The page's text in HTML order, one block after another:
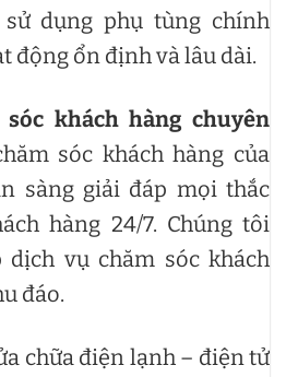
dụng phụ tùng chính
động ổn định và lâu dài.
khách hàng chuyên
sóc khách hàng của
sàng giải đáp mọi thắc
hàng 24/7. Chúng tôi
dịch vụ chăm sóc khách
đáo.
chữa điện lạnh – điện tử